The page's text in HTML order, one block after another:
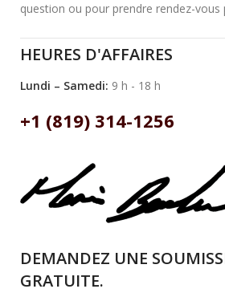
question ou pour prendre rendez-
HEURES D'AFFAIRES
Lundi – Samedi: 9 h - 18 h
+1 (819) 314-1256
DEMANDEZ UNE
GRATUITE.